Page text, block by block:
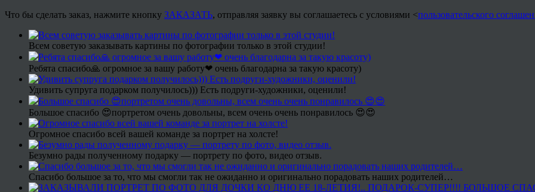
Что бы сделать заказ, нажмите кнопку ЗАКАЗАТЬ, отправляя заявку вы соглашаетесь с условиями <пользовательского
Всем советую заказывать картины по фотографии только в этой студии!
Ребята спасибо🙏 огромное за вашу работу❤ очень благодарна за такую красоту)
Удивить супруга подарком получилось))) Есть подруги-художники, оценили!
Большое спасибо 😍портретом очень довольны, всем очень очень понравилось 😍😍
Огромное спасибо всей вашей команде за портрет на холсте!
Безумно рады полученному подарку — портрету по фото, видео отзыв.
Спасибо большое за то, что мы смогли так не ожиданно и оригинально порадовать наших родителей…